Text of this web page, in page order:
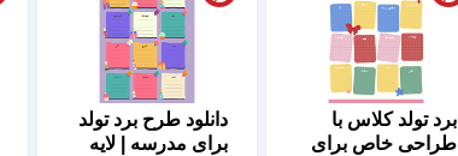
برد تولد کلاس با
طراحی خاص برای
دانلود طرح برد تولد
برای مدرسه | لایه